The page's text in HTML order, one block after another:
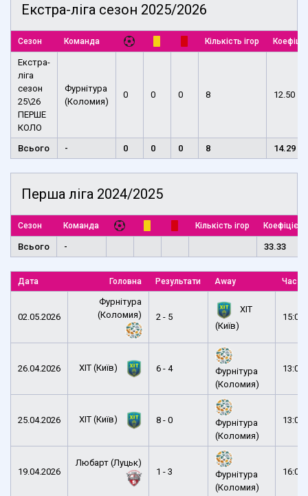
Екстра-ліга сезон 2025/2026
Сезон Команда Кількість ігор
Екстра-
ліга
сезон
25\26
ПЕРШЕ
КОЛО
Фурнітура
(Коломия)
0 0 0 8 12.50
Всього - 0 0 0 8 14.29
Перша ліга 2024/2025
Сезон Команда Кількість ігор
Всього - 33.33
Дата Головна Результати Away Час
02.05.2026
Фурнітура
(Коломия)
2 - 5
ХІТ
(Київ)
15:00
26.04.2026 ХІТ (Київ) 6 - 4
Фурнітура
(Коломия)
13:00
25.04.2026 ХІТ (Київ) 8 - 0
Фурнітура
(Коломия)
13:00
19.04.2026
Любарт (Луцьк)
1 - 3
Фурнітура
(Коломия)
16:00